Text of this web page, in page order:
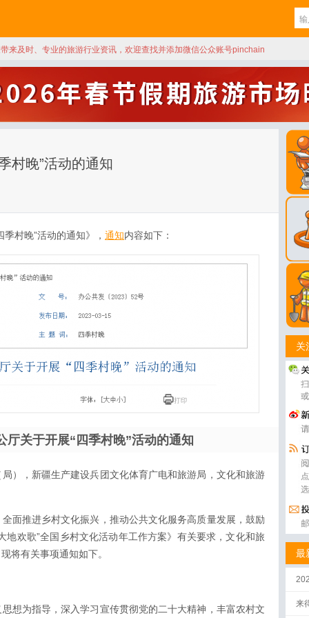
来及时、专业的旅游行业资讯，欢迎查找并添加微信公众账号pinchain
村晚”活动的通知
村晚”活动的通知》， 通知内容如下：
厅关于开展“四季村晚”活动的通知
），新疆生产建设兵团文化体育广电和旅游局，文化和旅游
面推进乡村文化振兴，推动公共文化服务高质量发展，鼓励
地欢歌”全国乡村文化活动年工作方案》有关要求，文化和旅
将有关事项通知如下。
想为指导，深入学习宣传贯彻党的二十大精神，丰富农村文
关
最
来